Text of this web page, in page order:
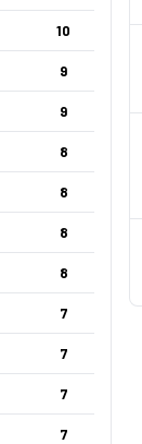
10
9
9
8
8
8
8
7
7
7
7